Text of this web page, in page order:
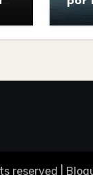
reserved